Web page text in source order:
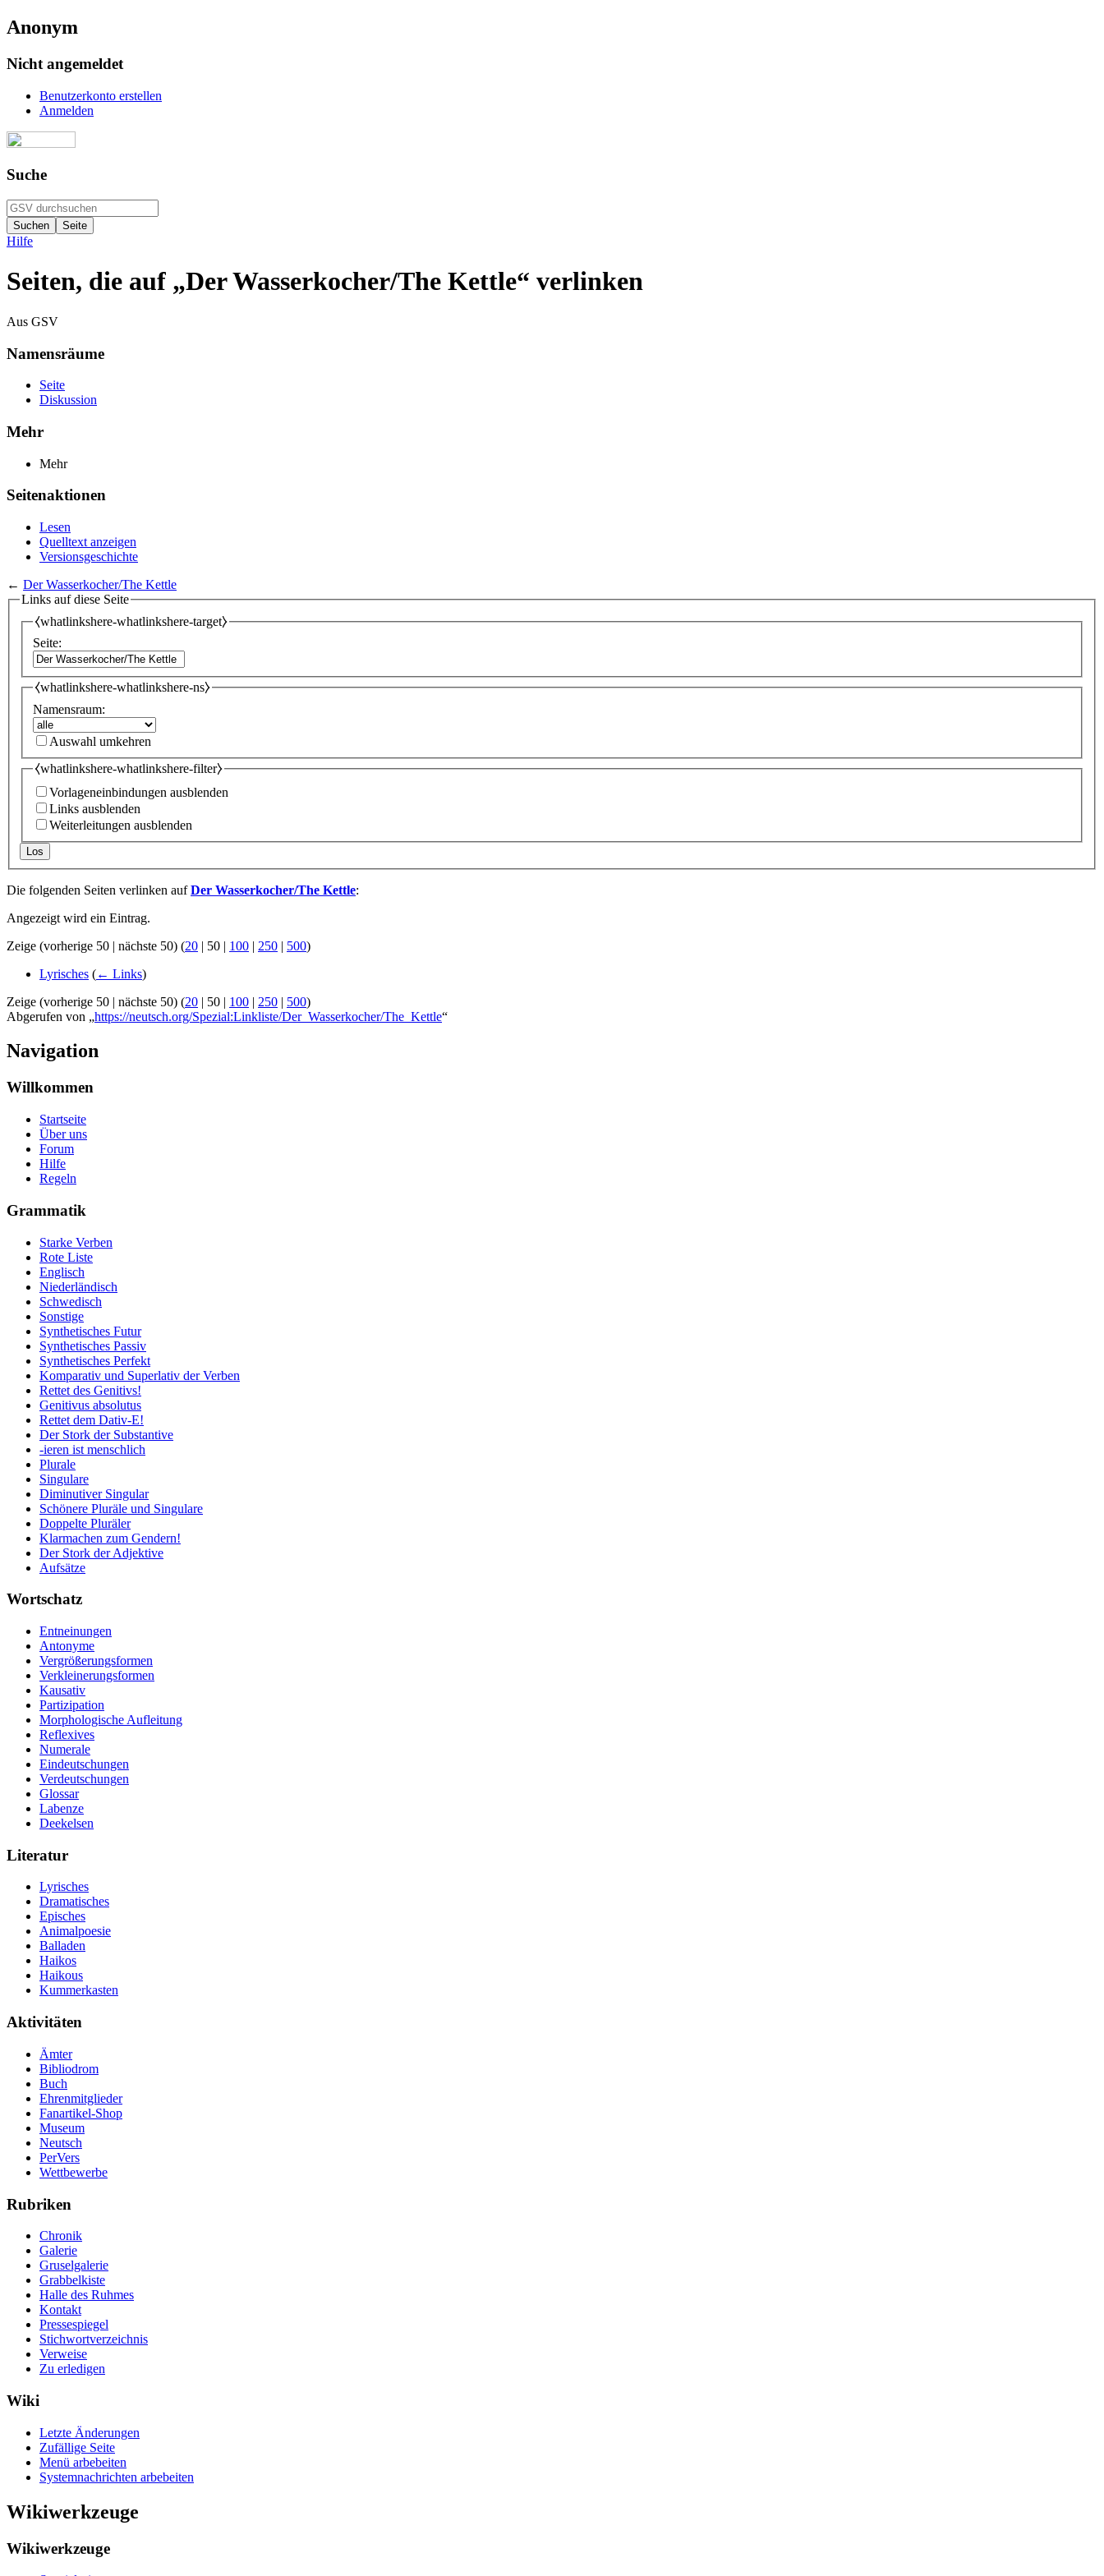
Anonym
Nicht angemeldet
Benutzerkonto erstellen
Anmelden
Suche
Hilfe
Seiten, die auf „Der Wasserkocher/The Kettle“ verlinken
Aus GSV
Namensräume
Seite
Diskussion
Mehr
Mehr
Seitenaktionen
Lesen
Quelltext anzeigen
Versionsgeschichte
← Der Wasserkocher/The Kettle
Links auf diese Seite
⧼whatlinkshere-whatlinkshere-target⧽
Seite:
⧼whatlinkshere-whatlinkshere-ns⧽
Namensraum:
Auswahl umkehren
⧼whatlinkshere-whatlinkshere-filter⧽
Vorlageneinbindungen ausblenden
Links ausblenden
Weiterleitungen ausblenden
Los
Die folgenden Seiten verlinken aufDer Wasserkocher/The Kettle:
Angezeigt wird ein Eintrag.
Zeige (vorherige 50 | nächste 50) (20 | 50 | 100 | 250 | 500)
Lyrisches (← Links)
Zeige (vorherige 50 | nächste 50) (20 | 50 | 100 | 250 | 500)
Abgerufen von „https://neutsch.org/Spezial:Linkliste/Der_Wasserkocher/The_Kettle“
Navigation
Willkommen
Startseite
Über uns
Forum
Hilfe
Regeln
Grammatik
Starke Verben
Rote Liste
Englisch
Niederländisch
Schwedisch
Sonstige
Synthetisches Futur
Synthetisches Passiv
Synthetisches Perfekt
Komparativ und Superlativ der Verben
Rettet des Genitivs!
Genitivus absolutus
Rettet dem Dativ-E!
Der Stork der Substantive
-ieren ist menschlich
Plurale
Singulare
Diminutiver Singular
Schönere Pluräle und Singulare
Doppelte Pluräler
Klarmachen zum Gendern!
Der Stork der Adjektive
Aufsätze
Wortschatz
Entneinungen
Antonyme
Vergrößerungsformen
Verkleinerungsformen
Kausativ
Partizipation
Morphologische Aufleitung
Reflexives
Numerale
Eindeutschungen
Verdeutschungen
Glossar
Labenze
Deekelsen
Literatur
Lyrisches
Dramatisches
Episches
Animalpoesie
Balladen
Haikos
Haikous
Kummerkasten
Aktivitäten
Ämter
Bibliodrom
Buch
Ehrenmitglieder
Fanartikel-Shop
Museum
Neutsch
PerVers
Wettbewerbe
Rubriken
Chronik
Galerie
Gruselgalerie
Grabbelkiste
Halle des Ruhmes
Kontakt
Pressespiegel
Stichwortverzeichnis
Verweise
Zu erledigen
Wiki
Letzte Änderungen
Zufällige Seite
Menü arbebeiten
Systemnachrichten arbebeiten
Wikiwerkzeuge
Wikiwerkzeuge